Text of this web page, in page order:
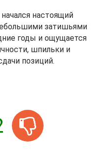
настоящий
затишьями
годы и ощущается
шпильки и
позиций.